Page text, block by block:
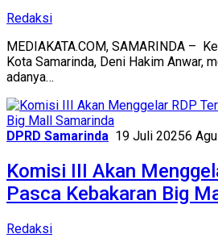
Redaksi
MEDIAKATA.COM, SAMARINDA –
Kota Samarinda, Deni Hakim Anwar,
adanya…
DPRD Samarinda 19 Juli 20256
Komisi III Akan
Pasca Kebakaran Big
Redaksi